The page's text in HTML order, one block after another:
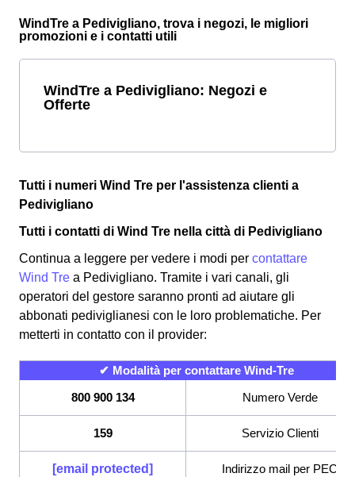
WindTre a Pedivigliano, trova i negozi, le migliori
promozioni e i contatti utili
WindTre a Pedivigliano: Negozi e
Offerte
Tutti i numeri Wind Tre per l'assistenza clienti a
Pedivigliano
Tutti i contatti di Wind Tre nella città di Pedivigliano
Continua a leggere per vedere i modi per contattare
Wind Tre a Pedivigliano. Tramite i vari canali, gli
operatori del gestore saranno pronti ad aiutare gli
abbonati pediviglianesi con le loro problematiche. Per
metterti in contatto con il provider:
✔ Modalità per contattare Wind-Tre
800 900 134
Numero Verde
159 Servizio Clienti
[email protected] Indirizzo mail per PEC